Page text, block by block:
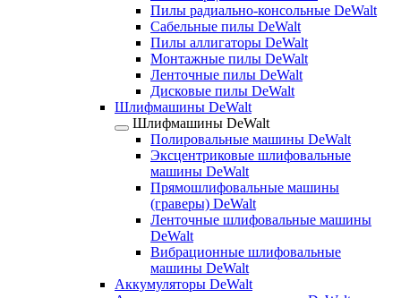
Пилы радиально-консольные DeWalt
Сабельные пилы DeWalt
Пилы аллигаторы DeWalt
Монтажные пилы DeWalt
Ленточные пилы DeWalt
Дисковые пилы DeWalt
Шлифмашины DeWalt
Шлифмашины DeWalt
Полировальные машины DeWalt
Эксцентриковые шлифовальные
машины DeWalt
Прямошлифовальные машины
(граверы) DeWalt
Ленточные шлифовальные машины
DeWalt
Вибрационные шлифовальные
машины DeWalt
Аккумуляторы DeWalt